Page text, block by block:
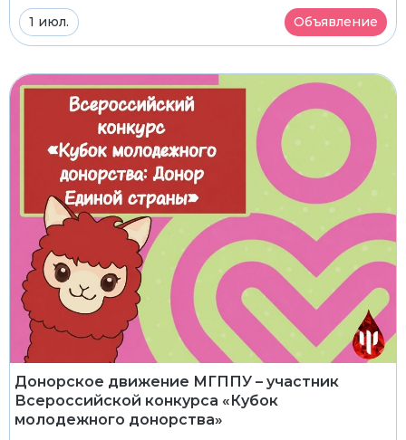
1 июл. Объявление
Донорское движение МГППУ – участник
Всероссийской конкурса «Кубок
молодежного донорства»